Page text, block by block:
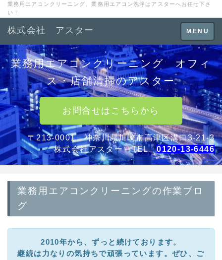
業務用エアコンクリーニング、業務用エアコン洗浄はアスターへお任せ下さ
い！
Toggle
navigation
MENU
株式会社 アスター
業務用エアコンクリーニング オフィ
ス・店舗清掃のアスター
お問合せはこちらから
〒213-0001 神奈川県川崎市高津区溝口3-21-3
株式会社アスター TEL0120-13-6446
業務用エアコンクリーニングの作業ブロ
グ
2010年から、ずっと続けております。
継続は力なりの気持ちで頑張っています。ぜひ、ご